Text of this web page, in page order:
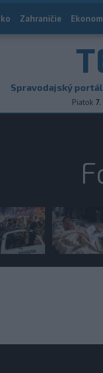
Zahraničie
Spravodajský
Piatok